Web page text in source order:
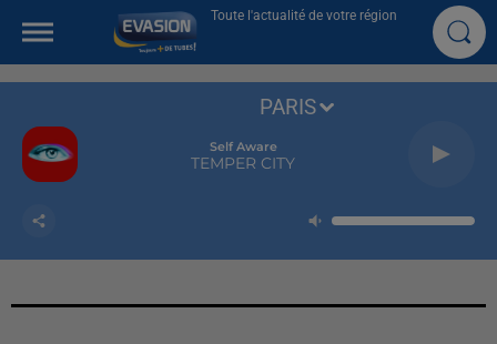
Toute l'actualité de votre région
Self Aware
TEMPER CITY
PARIS